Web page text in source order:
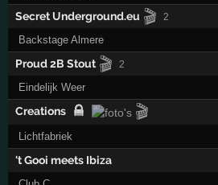
Secret Underground.eu 🎬 2
Backstage Almere
Proud 2B Stout 🎬 2
Eindelijk Weer
Creations 🎬
Lichtfabriek
't Gooi meets Ibiza